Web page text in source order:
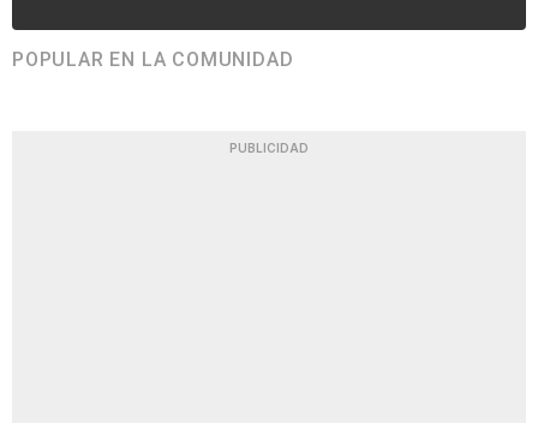
POPULAR EN LA COMUNIDAD
PUBLICIDAD